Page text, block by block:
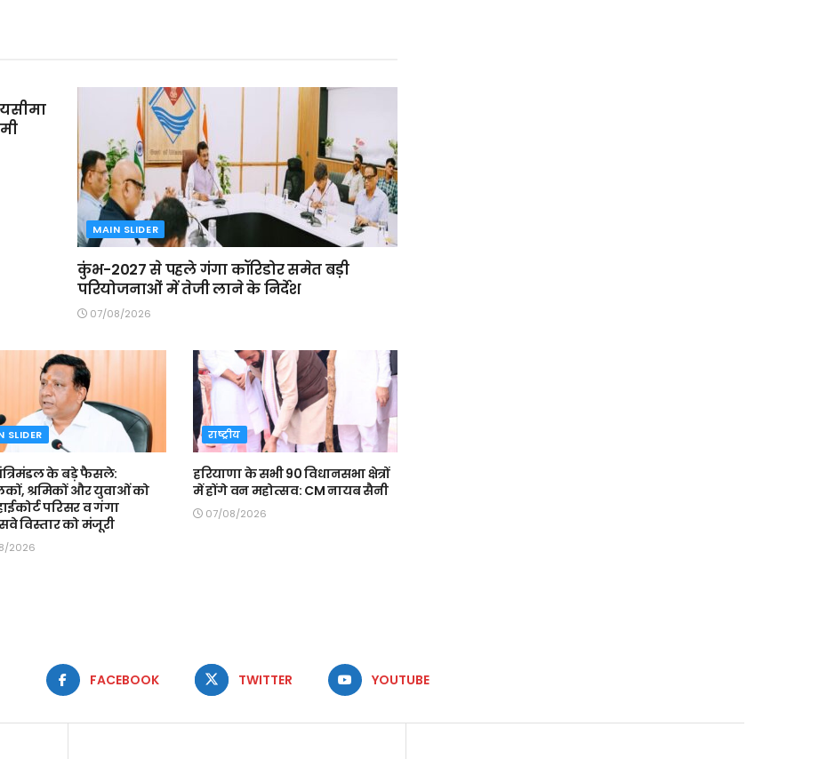
MAIN SLIDER
कुंभ-2027 से पहले गंगा कॉरिडोर समेत बड़ी
परियोजनाओं में तेजी लाने के निर्देश
07/08/2026
SLIDER
के बड़े फैसले:
श्रमिकों और युवाओं को
परिसर व गंगा
विस्तार को मंजूरी
2026
राष्ट्रीय
हरियाणा के सभी 90 विधानसभा क्षेत्रों
में होंगे वन महोत्सव: CM नायब सैनी
07/08/2026
FACEBOOK TWITTER YOUTUBE